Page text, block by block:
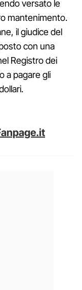
versato le
mantenimento.
il giudice del
con una
Registro dei
a pagare gli